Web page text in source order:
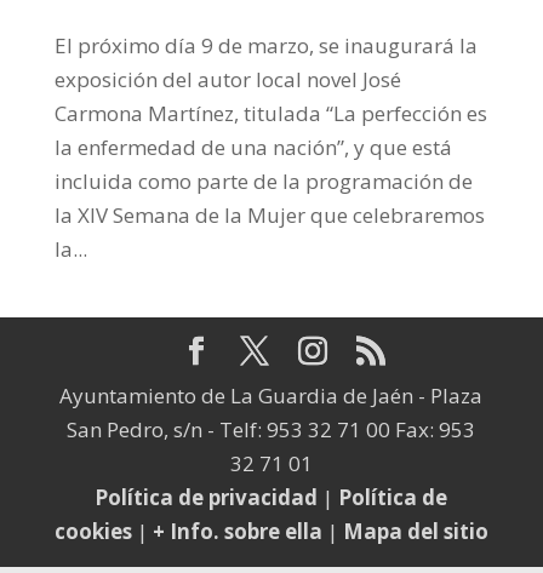
El próximo día 9 de marzo, se inaugurará la
exposición del autor local novel José
Carmona Martínez, titulada “La perfección es
la enfermedad de una nación”, y que está
incluida como parte de la programación de
la XIV Semana de la Mujer que celebraremos
la...
Ayuntamiento de La Guardia de Jaén - Plaza
San Pedro, s/n - Telf: 953 32 71 00 Fax: 953
32 71 01
Política de privacidad | Política de
cookies| + Info. sobre ella | Mapa del sitio